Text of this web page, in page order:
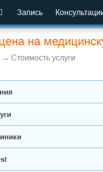
Запись
на
→ Стоимость услуги